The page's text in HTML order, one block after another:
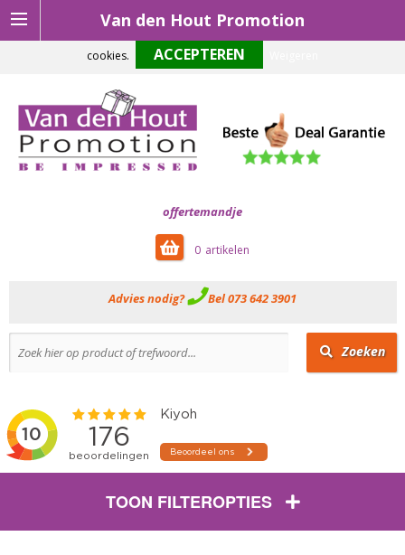
Van den Hout Promotion
offertemandje
0
Advies nodig? Bel 073 642 3901
Zoeken
TOON FILTEROPTIES
Om onze website optimaal te laten functioneren maken wij gebruik van
cookies.